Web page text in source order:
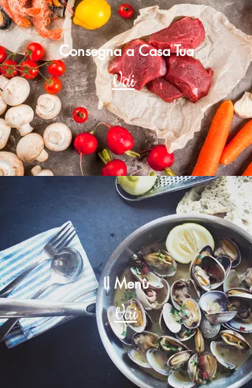
Consegna a Casa Tua
Vai
Il Menù
Vai